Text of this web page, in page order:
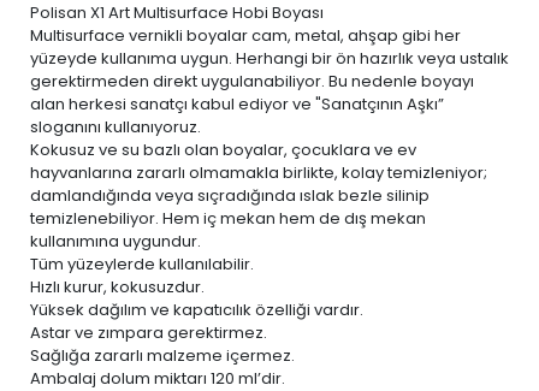
Polisan X1 Art Multisurface Hobi Boyası
Multisurface vernikli boyalar cam, metal, ahşap gibi her
yüzeyde kullanıma uygun. Herhangi bir ön hazırlık veya ustalık
gerektirmeden direkt uygulanabiliyor. Bu nedenle boyayı
alan herkesi sanatçı kabul ediyor ve "Sanatçının Aşkı”
sloganını kullanıyoruz.
Kokusuz ve su bazlı olan boyalar, çocuklara ve ev
hayvanlarına zararlı olmamakla birlikte, kolay temizleniyor;
damlandığında veya sıçradığında ıslak bezle silinip
temizlenebiliyor. Hem iç mekan hem de dış mekan
kullanımına uygundur.
Tüm yüzeylerde kullanılabilir.
Hızlı kurur, kokusuzdur.
Yüksek dağılım ve kapatıcılık özelliği vardır.
Astar ve zımpara gerektirmez.
Sağlığa zararlı malzeme içermez.
Ambalaj dolum miktarı 120 ml’dir.